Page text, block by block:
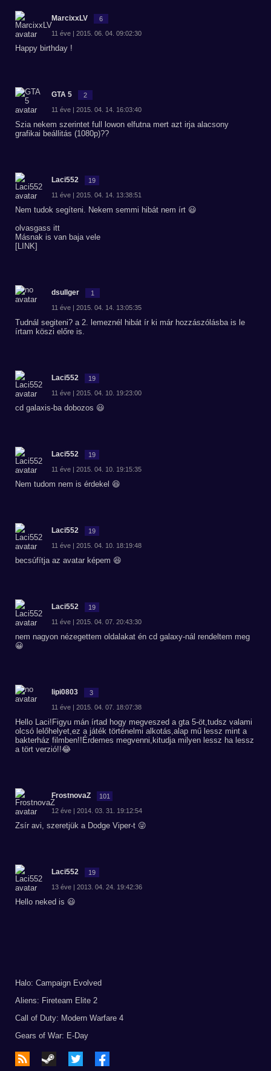
MarcixxLV 6
11 éve | 2015. 06. 04. 09:02:30
Happy birthday !
GTA 5 2
11 éve | 2015. 04. 14. 16:03:40
Szia nekem szerintet full lowon elfutna mert azt irja alacsony
grafikai beállitás (1080p)??
Laci552 19
11 éve | 2015. 04. 14. 13:38:51
Nem tudok segíteni. Nekem semmi hibát nem írt 😃
olvasgass itt
Másnak is van baja vele
[LINK]
dsullger 1
11 éve | 2015. 04. 14. 13:05:35
Tudnál segiteni? a 2. lemeznél hibát ír ki már hozzászólásba is le
írtam köszi előre is.
Laci552 19
11 éve | 2015. 04. 10. 19:23:00
cd galaxis-ba dobozos 😃
Laci552 19
11 éve | 2015. 04. 10. 19:15:35
Nem tudom nem is érdekel 😆
Laci552 19
11 éve | 2015. 04. 10. 18:19:48
becsúfítja az avatar képem 😆
Laci552 19
11 éve | 2015. 04. 07. 20:43:30
nem nagyon nézegettem oldalakat én cd galaxy-nál rendeltem meg
😀
lipi0803 3
11 éve | 2015. 04. 07. 18:07:38
Hello Laci!Figyu mán írtad hogy megveszed a gta 5-öt,tudsz valami
olcsó lelőhelyet,ez a játék történelmi alkotás,alap mű lessz mint a
bakterház filmben!!Érdemes megvenni,kitudja milyen lessz ha lessz
a tört verzió!!😂
FrostnovaZ 101
12 éve | 2014. 03. 31. 19:12:54
Zsír avi, szeretjük a Dodge Viper-t 😜
Laci552 19
13 éve | 2013. 04. 24. 19:42:36
Hello neked is 😃
Halo: Campaign Evolved
Aliens: Fireteam Elite 2
Call of Duty: Modern Warfare 4
Gears of War: E-Day